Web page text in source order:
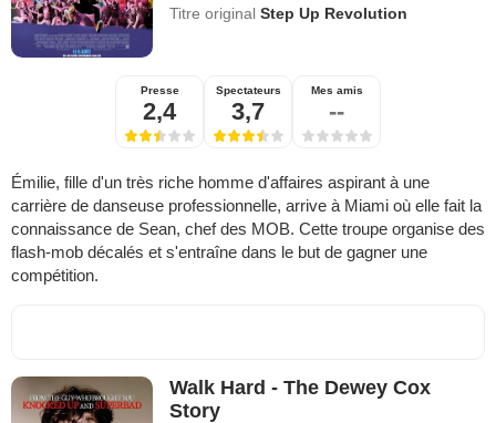
Titre originalStep Up Revolution
Presse
2,4
Spectateurs
3,7
Mes amis
--
Émilie, fille d'un très riche homme d'affaires aspirant à une
carrière de danseuse professionnelle, arrive à Miami où elle fait la
connaissance de Sean, chef des MOB. Cette troupe organise des
flash-mob décalés et s'entraîne dans le but de gagner une
compétition.
Walk Hard - The Dewey Cox
Story